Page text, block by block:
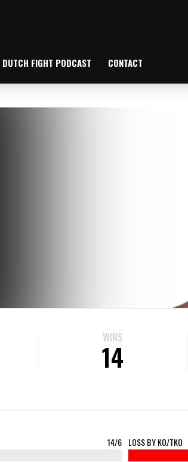
DUTCH FIGHT PODCAST CONTACT
WINS
14
14/6 LOSS BY KO/TKO